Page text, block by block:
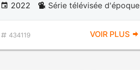
2022 Série télévisée d'époque
434119 VOIR PLUS